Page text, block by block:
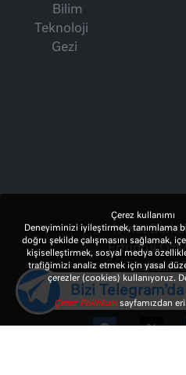
Bilim
Teknoloji
Gezi
İsmet
Ertuğrul
Haftalık
Çerez kullanımı
Deneyiminizi iyileştirmek, tanımlama
doğru şekilde çalışmasını sağlamak,
kişiselleştirmek, sosyal medya
trafiğimizi analiz etmek için yasal
çerezler (cookies) kullanıyoruz.
Çerez Politikasısayfamızdan
Bizi